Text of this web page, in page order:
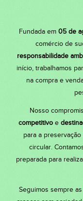
Fundada em 05 de
comércio de
responsabilidade
início, trabalhamos
na compra e
Nosso
competitivoe
para a
circular.
preparada para
Seguimos sempre